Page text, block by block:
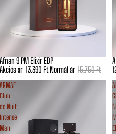
Akciós
Afnan 9 PM Elixir EDP
Akciós ár 13.390 Ft Normál ár 15.750 Ft
ARMAF
Club
de Nuit
Intense
Man